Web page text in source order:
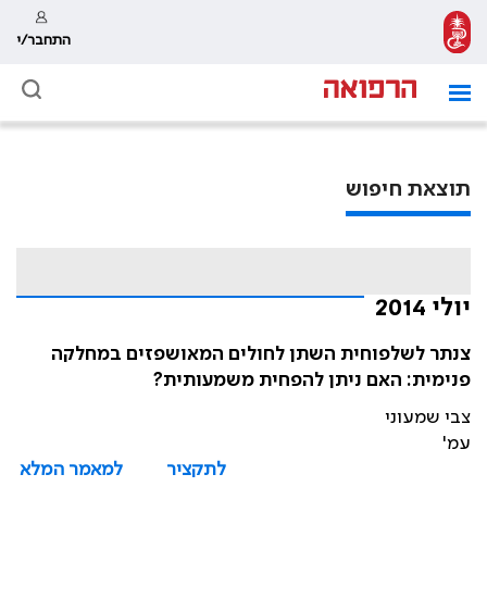
התחבר/י
תוצאת חיפוש
יולי 2014
צנתר לשלפוחית השתן לחולים המאושפזים במחלקה
פנימית: האם ניתן להפחית משמעותית?
צבי שמעוני
עמ'
לתקציר
למאמר המלא